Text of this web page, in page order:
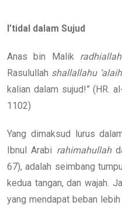
I’tidal dalam Sujud
Anas bin Malik
Rasulullah shallallahu
kalian dalam sujud!” (HR.
1102)
Yang dimaksud lurus
Ibnul Arabi rahimahullah
67), adalah seimbang
kedua tangan, dan wajah.
yang mendapat beban